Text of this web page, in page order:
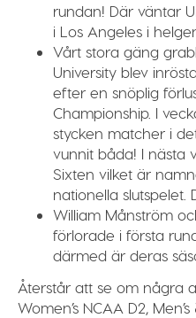
rundan! Där väntar
i Los Angeles i
Vårt stora gäng
University blev
efter en snöplig
Championship. I
stycken matcher i
vunnit båda! I nästa
Sixten vilket är
nationella slutspelet.
William Månström
förlorade i första
därmed är deras
Återstår att se om några
Women’s NCAA D2, Men’s